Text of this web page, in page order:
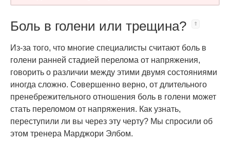
Боль в голени или трещина?
Из-за того, что многие специалисты считают боль в
голени ранней стадией перелома от напряжения,
говорить о различии между этими двумя состояниями
иногда сложно. Совершенно верно, от длительного
пренебрежительного отношения боль в голени может
стать переломом от напряжения. Как узнать,
переступили ли вы через эту черту? Мы спросили об
этом тренера Марджори Элбом.